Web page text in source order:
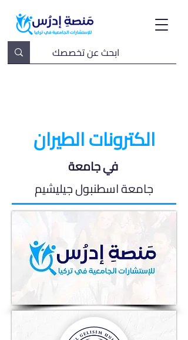
الكترونات الطيران
في جامعة
جامعة اسطنبول جيليشيم